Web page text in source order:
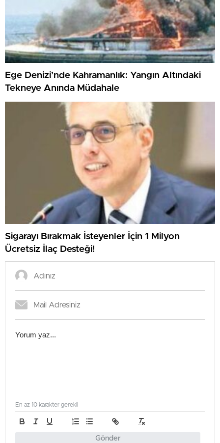
Ege Denizi’nde Kahramanlık: Yangın Altındaki
Tekneye Anında Müdahale
Sigarayı Bırakmak İsteyenler İçin 1 Milyon
Ücretsiz İlaç Desteği!
Gönder
En az 10 karakter gerekli